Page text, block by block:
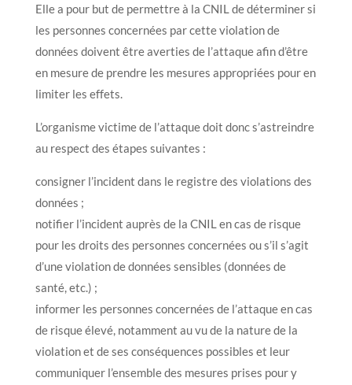
Elle a pour but de permettre à la CNIL de déterminer si
les personnes concernées par cette violation de
données doivent être averties de l’attaque afin d’être
en mesure de prendre les mesures appropriées pour en
limiter les effets.
L’organisme victime de l’attaque doit donc s’astreindre
au respect des étapes suivantes :
consigner l’incident dans le registre des violations des
données ;
notifier l’incident auprès de la CNIL en cas de risque
pour les droits des personnes concernées ou s’il s’agit
d’une violation de données sensibles (données de
santé, etc.) ;
informer les personnes concernées de l’attaque en cas
de risque élevé, notamment au vu de la nature de la
violation et de ses conséquences possibles et leur
communiquer l’ensemble des mesures prises pour y